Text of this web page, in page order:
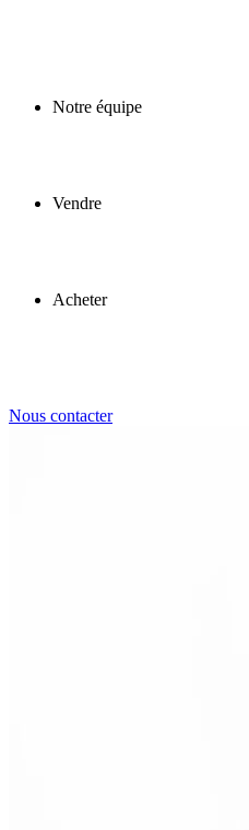
Notre équipe
Vendre
Acheter
Nous contacter